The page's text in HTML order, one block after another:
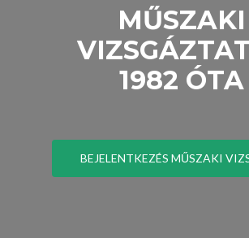
MŰSZAKI
1982 ÓTA
BEJELENTKEZÉS MŰSZAKI